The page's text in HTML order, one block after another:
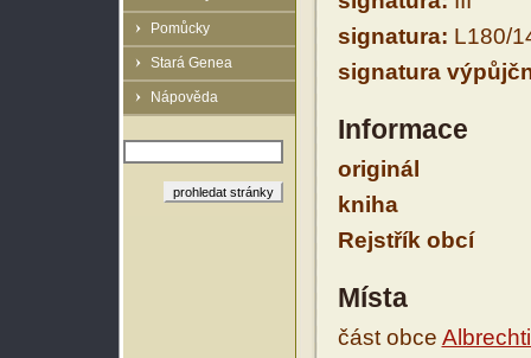
Pomůcky
Stará Genea
Nápověda
signatura: L180/
signatura
Informace
originál
kniha
Rejstřík obcí
Místa
část obce